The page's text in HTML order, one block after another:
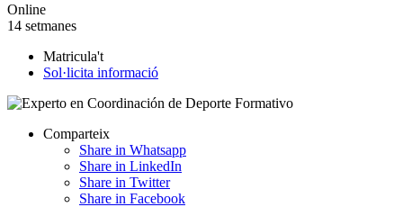
Online
14 setmanes
Matricula't
Sol·licita informació
Comparteix
Share in Whatsapp
Share in LinkedIn
Share in Twitter
Share in Facebook